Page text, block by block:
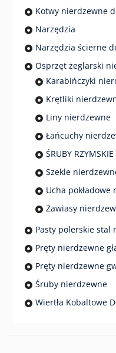
Kotwy nierdzewne
Narzędzia
Narzędzia ścierne
Osprzęt żeglarski
Karabińczyki
Krętliki
Liny nierdzewne
Łańcuchy
ŚRUBY RZYMSKIE
Szekle
Ucha pokładowe
Zawiasy
Pasty polerskie stal
Pręty nierdzewne
Pręty nierdzewne
Śruby nierdzewne
Wiertła Kobaltowe